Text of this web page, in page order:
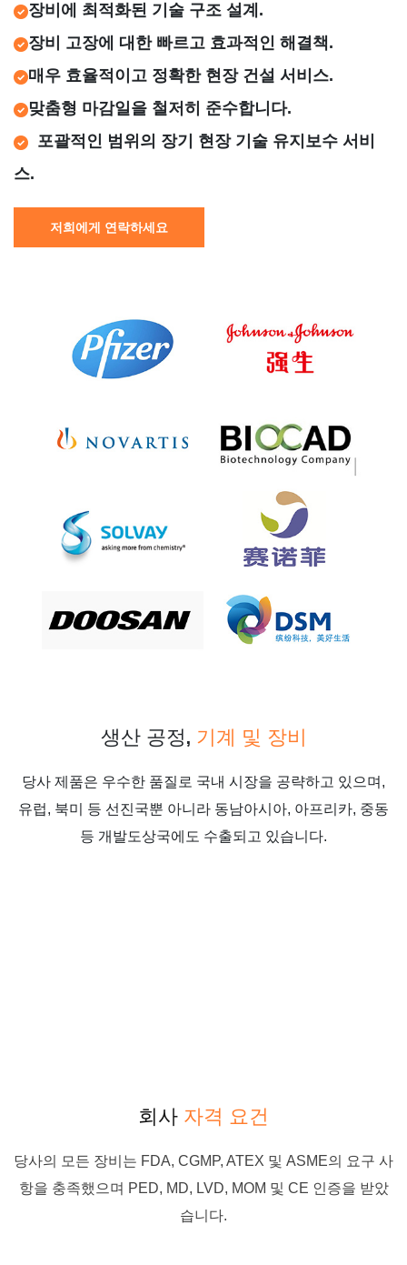
장비에 최적화된 기술 구조 설계.
장비 고장에 대한 빠르고 효과적인 해결책.
매우 효율적이고 정확한 현장 건설 서비스.
맞춤형 마감일을 철저히 준수합니다.
포괄적인 범위의 장기 현장 기술 유지보수 서비
스.
저희에게 연락하세요
생산 공정, 기계 및 장비
당사 제품은 우수한 품질로 국내 시장을 공략하고 있으며,
유럽, 북미 등 선진국뿐 아니라 동남아시아, 아프리카, 중동
등 개발도상국에도 수출되고 있습니다.
회사 자격 요건
당사의 모든 장비는 FDA, CGMP, ATEX 및 ASME의 요구 사
항을 충족했으며 PED, MD, LVD, MOM 및 CE 인증을 받았
습니다.